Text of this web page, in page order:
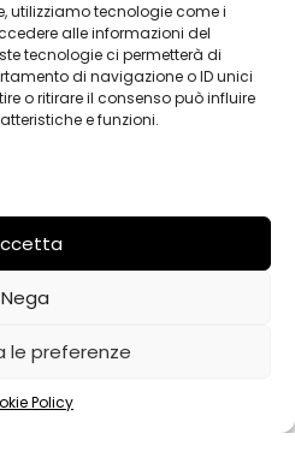
utilizziamo tecnologie come i
alle informazioni del
tecnologie ci permetterà di
di navigazione o ID unici
o ritirare il consenso può influire
e funzioni.
Nega
le preferenze
Policy
STORE | Powered by
Design
Amministrativa: Piazza
Store